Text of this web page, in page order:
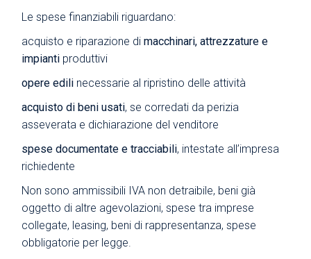
Le spese finanziabili riguardano:
acquisto e riparazione dimacchinari, attrezzature e
impianti produttivi
opere edili necessarie al ripristino delle attività
acquisto di beni usati, se corredati da perizia
asseverata e dichiarazione del venditore
spese documentate e tracciabili, intestate all’impresa
richiedente
Non sono ammissibili IVA non detraibile, beni già
oggetto di altre agevolazioni, spese tra imprese
collegate, leasing, beni di rappresentanza, spese
obbligatorie per legge.